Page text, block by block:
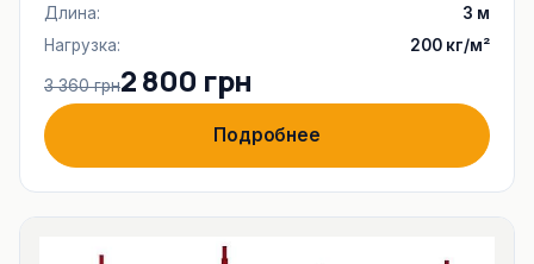
Длина:
3 м
Нагрузка:
200 кг/м²
3 360 грн2 800 грн
Подробнее